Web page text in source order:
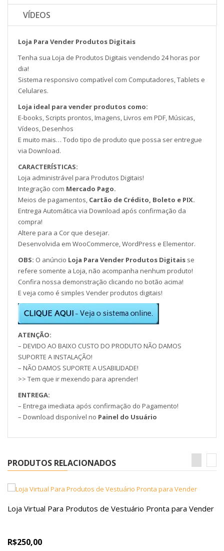
VÍDEOS
Loja Para Vender Produtos Digitais
Tenha sua Loja de Produtos Digitais vendendo 24 horas por
dia!
Sistema responsivo compatível com Computadores, Tablets e
Celulares.
Loja ideal para vender produtos como:
E-books, Scripts prontos, Imagens, Livros em PDF, Músicas,
Vídeos, Desenhos
E muito mais… Todo tipo de produto que possa ser entregue
via Download.
CARACTERÍSTICAS:
Loja administrável para Produtos Digitais!
Integração com Mercado Pago.
Meios de pagamentos, Cartão de Crédito, Boleto e PIX.
Entrega Automática via Download após confirmação da
compra!
Altere para a Cor que desejar.
Desenvolvida em WooCommerce, WordPress e Elementor.
OBS: O anúncio Loja Para Vender Produtos Digitais se
refere somente a Loja, não acompanha nenhum produto!
Confira nossa demonstração clicando no botão acima!
E veja como é simples Vender produtos digitais!
ATENÇÃO:
– DEVIDO AO BAIXO CUSTO DO PRODUTO NÃO DAMOS
SUPORTE A INSTALAÇÃO!
– NÃO DAMOS SUPORTE A USABILIDADE!
>> Tem que ir mexendo para aprender!
ENTREGA:
– Entrega imediata após confirmação do Pagamento!
– Download disponível no Painel do Usuário
PRODUTOS RELACIONADOS
Loja Virtual Para Produtos de Vestuário Pronta para Vender
R$250,00